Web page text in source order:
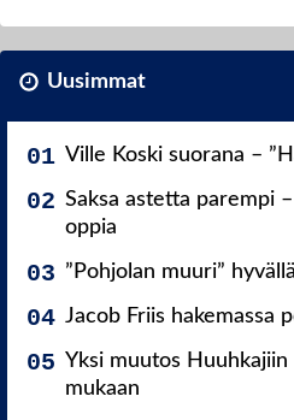
Uusimmat
Ville Koski suorana –
Saksa astetta parempi
oppia
”Pohjolan muuri”
Jacob Friis hakemassa
Yksi muutos
mukaan